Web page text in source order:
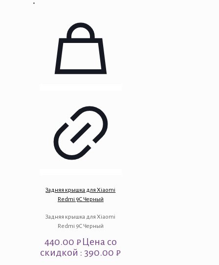
Задняя крышка для Xiaomi
Redmi 9C Черный
Задняя крышка для Xiaomi
Redmi 9C Черный
440.00 ₽Цена со
скидкой : 390.00 ₽